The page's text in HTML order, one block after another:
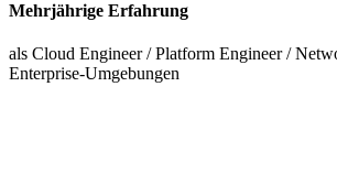
Mehrjährige Erfahrung
als Cloud Engineer / Platform Engineer /
Enterprise-Umgebungen